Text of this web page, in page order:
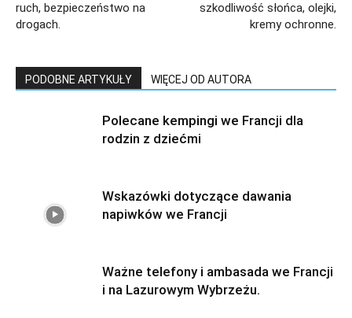
ruch, bezpieczeństwo na
drogach.
szkodliwość słońca, olejki,
kremy ochronne.
PODOBNE ARTYKUŁY WIĘCEJ OD AUTORA
Polecane kempingi we Francji dla
rodzin z dziećmi
Wskazówki dotyczące dawania
napiwków we Francji
Ważne telefony i ambasada we Francji
i na Lazurowym Wybrzeżu.